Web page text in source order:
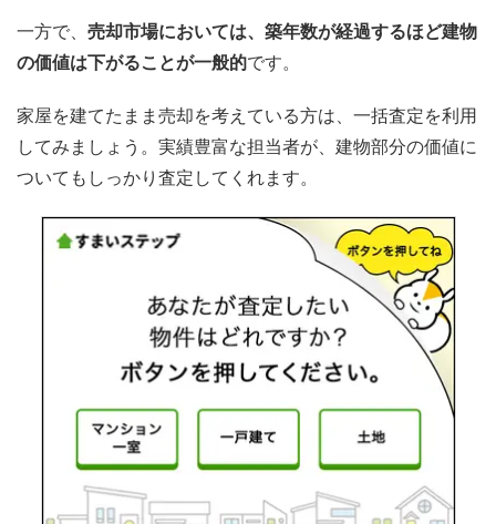
一方で、 売却市場においては、築年数が経過するほど建物
の価値は下がることが一般的です。
家屋を建てたまま売却を考えている方は、一括査定を利用
してみましょう。実績豊富な担当者が、建物部分の価値に
ついてもしっかり査定してくれます。